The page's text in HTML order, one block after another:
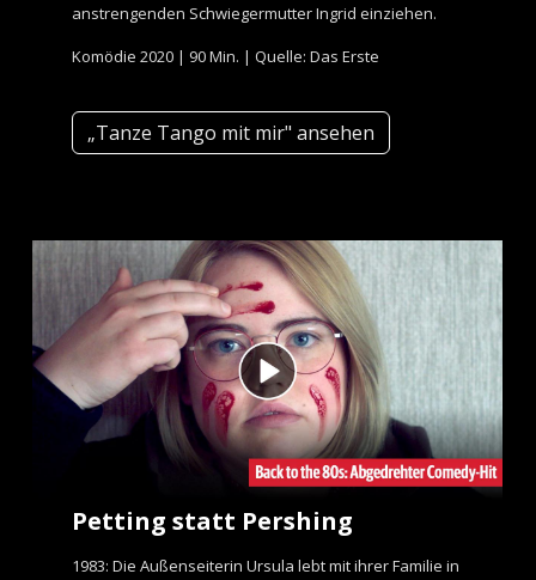
anstrengenden Schwiegermutter Ingrid einziehen.
Komödie 2020 | 90 Min. | Quelle: Das Erste
„Tanze Tango mit mir" ansehen
Petting statt Pershing
1983: Die Außenseiterin Ursula lebt mit ihrer Familie in